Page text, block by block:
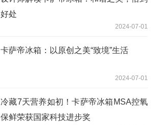
好处
2024-07-01
卡萨帝冰箱：以原创之美“致境”生活
2024-07-01
冷藏7天营养如初！卡萨帝冰箱MSA控氧
保鲜荣获国家科技进步奖